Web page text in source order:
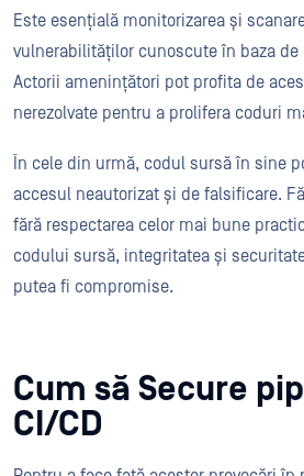
Este esențială monitorizarea și
vulnerabilităților cunoscute în baza
Actorii amenințători pot profita de
nerezolvate pentru a prolifera coduri
În cele din urmă, codul sursă în sine
accesul neautorizat și de falsificare.
fără respectarea celor mai bune
codului sursă, integritatea și
putea fi compromise.
Cum să Secure
CI/CD